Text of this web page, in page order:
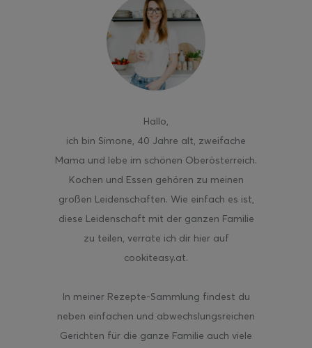
Hallo,
ich bin Simone, 40 Jahre alt, zweifache
Mama und lebe im schönen Oberösterreich.
Kochen und Essen gehören zu meinen
großen Leidenschaften. Wie einfach es ist,
diese Leidenschaft mit der ganzen Familie
zu teilen, verrate ich dir hier auf
cookiteasy.at.
In meiner Rezepte-Sammlung findest du
neben einfachen und abwechslungsreichen
Gerichten für die ganze Familie auch viele